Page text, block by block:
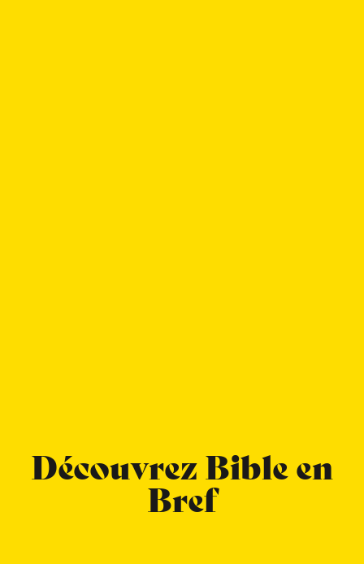
Découvrez Bible en
Bref